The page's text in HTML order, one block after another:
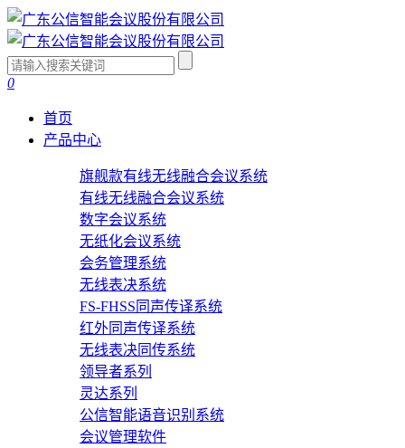
0
首页
产品中心
旗舰款有线无线融合会议系统
有线无线融合会议系统
数字会议系统
无纸化会议系统
会务管理系统
无线表决系统
FS-FHSS同声传译系统
红外同声传译系统
无线表决同传系统
领导者系列
灵达系列
公信智能语音识别系统
会议管理软件